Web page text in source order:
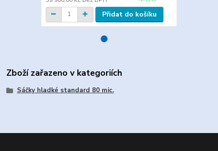
Přidat do košíku
Zboží zařazeno v kategoriích
Sáčky hladké standard 80 mic.